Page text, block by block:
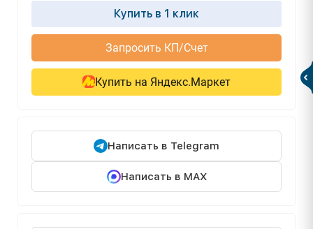
Купить в 1 клик
Запросить КП/Счет
Купить на Яндекс.Маркет
Написать в Telegram
Написать в MAX